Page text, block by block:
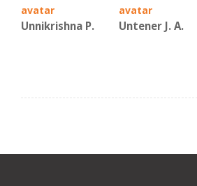
Unnikrishna P. Untener J. A.